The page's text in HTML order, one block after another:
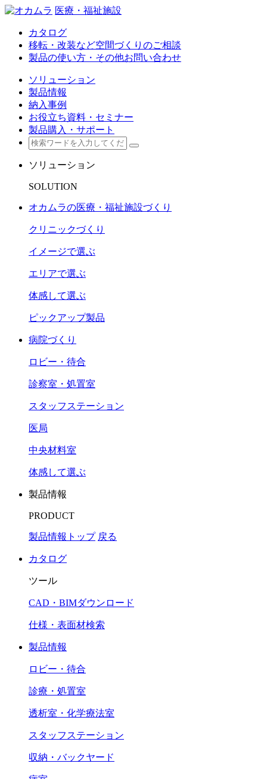
医療・福祉施設
カタログ
移転・改装など空間づくりのご相談
製品の使い方・その他お問い合わせ
ソリューション
製品情報
納入事例
お役立ち資料・セミナー
製品購入・サポート
ソリューション
SOLUTION
オカムラの医療・福祉施設づくり
クリニックづくり
イメージで選ぶ
エリアで選ぶ
体感して選ぶ
ピックアップ製品
病院づくり
ロビー・待合
診察室・処置室
スタッフステーション
医局
中央材料室
体感して選ぶ
製品情報
PRODUCT
製品情報トップ 戻る
カタログ
ツール
CAD・BIMダウンロード
仕様・表面材検索
製品情報
ロビー・待合
診療・処置室
透析室・化学療法室
スタッフステーション
収納・バックヤード